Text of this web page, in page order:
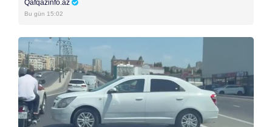
Qafqazinfo.az
Bu gün 15:02